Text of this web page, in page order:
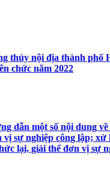
thủy nội địa thành phố
chức năm 2022
dẫn một số nội dung
vị sự nghiệp công lập; xử
lại, giải thể đơn vị sự